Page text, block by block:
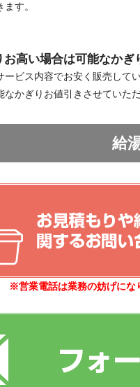
す。
高い場合は可能なかぎ
ービス内容でお安く販売して
かぎりお値引きさせていただ
給
※営業電話は業務の妨げにな